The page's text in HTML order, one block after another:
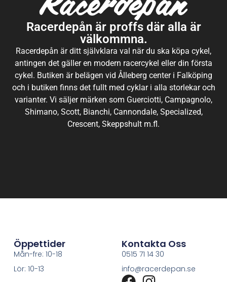
Racerdepån är proffs där alla är
välkommna.
Racerdepån är ditt självklara val när du ska köpa cykel,
antingen det gäller en modern racercykel eller din första
cykel. Butiken är belägen vid Ålleberg center i Falköping
och i butiken finns det fullt med cyklar i alla storlekar och
varianter. Vi säljer märken som Guerciotti, Campagnolo,
Shimano, Scott, Bianchi, Cannondale, Specialized,
Crescent, Skeppshult m.fl.
Öppettider
Mån-fre: 10-18
Lör: 10-13
Kontakta Oss
0515 71 14 30
info@racerdepan.se